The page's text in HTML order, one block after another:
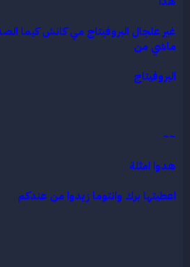
غير علجال البروفيتاج مي كانش كيما
ماشي من
البروفيتاج
~~
هدوا امثلة
اعطيتها برك وانتوما زيدوا من عندكم